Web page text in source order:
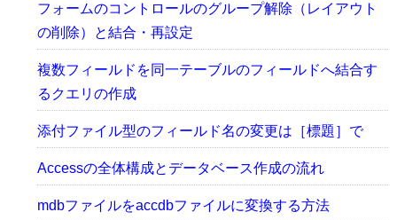
フォームのコントロールのグループ解除（レイアウト
の削除）と結合・再設定
複数フィールドを同一テーブルのフィールドへ結合す
るクエリの作成
添付ファイル型のフィールド名の変更は［標題］で
Accessの全体構成とデータベース作成の流れ
mdbファイルをaccdbファイルに変換する方法